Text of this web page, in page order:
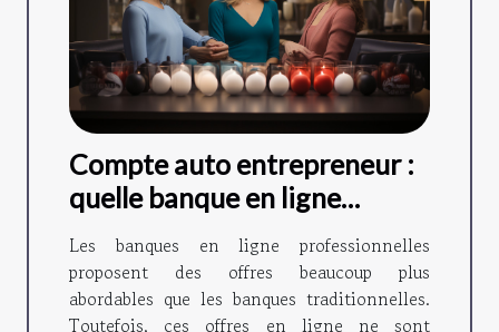
Compte auto entrepreneur :
quelle banque en ligne
choisir ?
Les banques en ligne professionnelles
proposent des offres beaucoup plus
abordables que les banques traditionnelles.
Toutefois, ces offres en ligne ne sont